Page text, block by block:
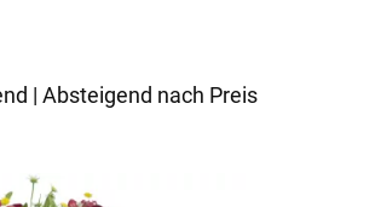
| Absteigend nach Preis